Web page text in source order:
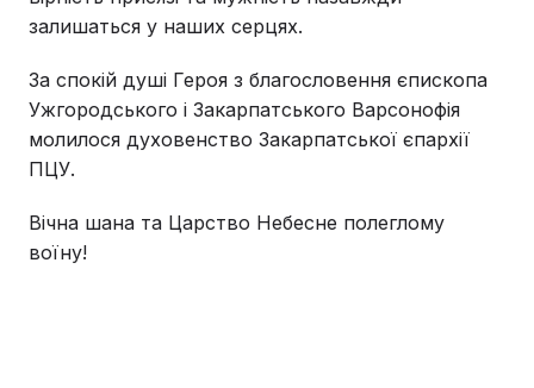
залишаться у наших серцях.
За спокій душі Героя з благословення єпископа
Ужгородського і Закарпатського Варсонофія
молилося духовенство Закарпатської єпархії
ПЦУ.
Вічна шана та Царство Небесне полеглому
воїну!